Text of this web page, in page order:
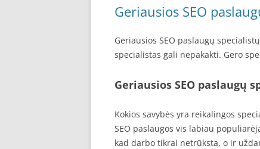
Geriausios SEO
Geriausios SEO paslaugų
specialistas gali nepakakti. Gero
Geriausios SEO paslaugų
Kokios savybės yra reikalingos
SEO paslaugos vis labiau
kad darbo tikrai netrūksta, o ir